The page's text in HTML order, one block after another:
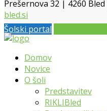
Prešernova 32 | 4260 Bled
bled.si
Šolski portal
Domov
Novice
O šoli
Predstavitev
RIKLIBled